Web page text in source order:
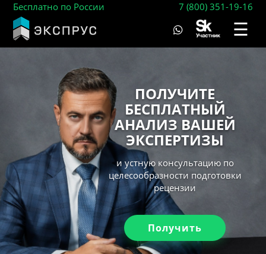
Бесплатно по России 7 (800) 351-19-16
☰
ПОЛУЧИТЕ
БЕСПЛАТНЫЙ
АНАЛИЗ ВАШЕЙ
ЭКСПЕРТИЗЫ
и устную консультацию по
целесообразности подготовки
рецензии
Получить